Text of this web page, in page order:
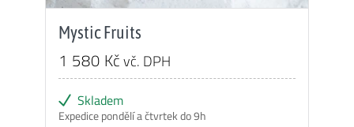
Hodnocení
Mystic Fruits
1 580Kčvč. DPH
Skladem
Expedice pondělí a čtvrtek do 9h